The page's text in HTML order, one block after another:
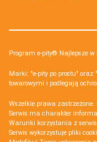
Program e-pity® Najlepsze w
Marki: "e-pity po prostu"
towarowymi i podlegają
Wszelkie prawa zastrzeżone.
Serwis ma charakter
Warunki korzystania z
Serwis wykorzystuje pliki